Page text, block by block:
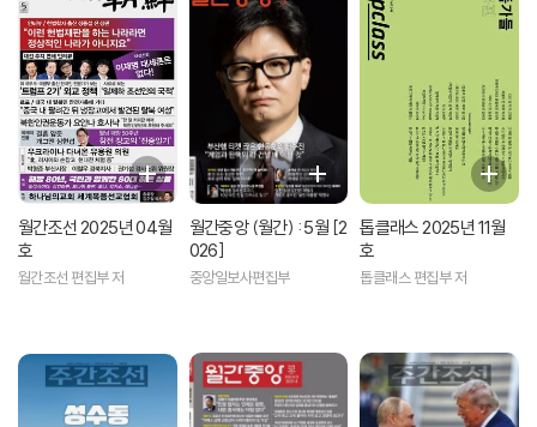
월간조선 2025년 04월
호
월간조선 편집부 저
월간중앙 (월간) : 5월 [2
026]
중앙일보사편집부
톱클래스 2025년 11월
호
톱클래스 편집부 저